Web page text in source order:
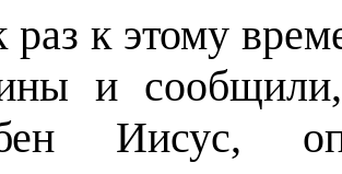
раз к этому
и
Иисус,